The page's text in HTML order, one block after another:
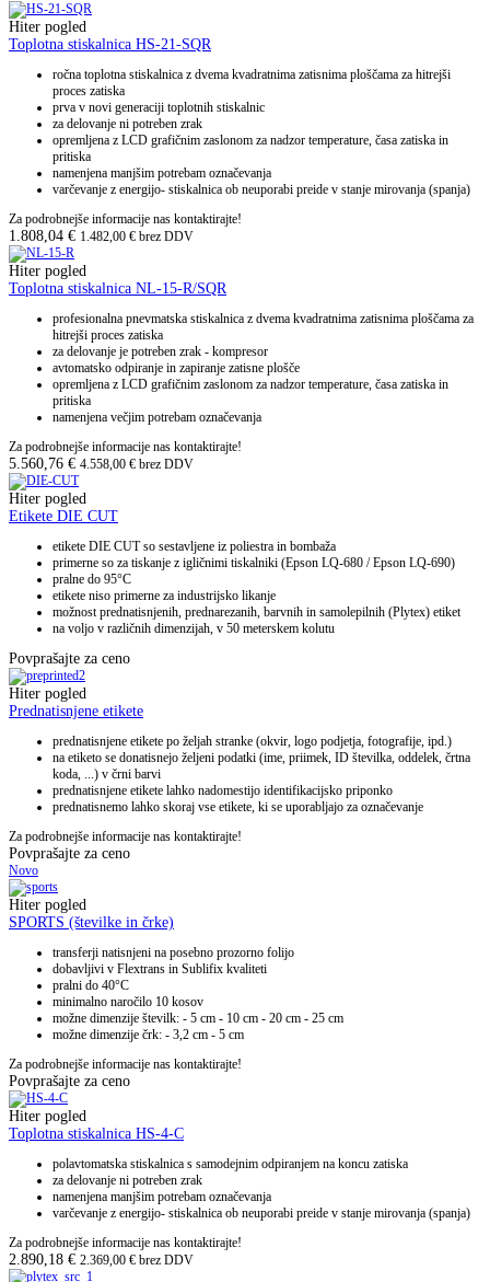
Hiter pogled
Toplotna stiskalnica HS-21-SQR
ročna toplotna stiskalnica z dvema kvadratnima zatisnima ploščama za hitrejši
proces zatiska
prva v novi generaciji toplotnih stiskalnic
za delovanje ni potreben zrak
opremljena z LCD grafičnim zaslonom za nadzor temperature, časa zatiska in
pritiska
namenjena manjšim potrebam označevanja
varčevanje z energijo- stiskalnica ob neuporabi preide v stanje mirovanja (spanja)
Za podrobnejše informacije nas kontaktirajte!
1.808,04 € 1.482,00 € brez DDV
Hiter pogled
Toplotna stiskalnica NL-15-R/SQR
profesionalna pnevmatska stiskalnica z dvema kvadratnima zatisnima ploščama za
hitrejši proces zatiska
za delovanje je potreben zrak - kompresor
avtomatsko odpiranje in zapiranje zatisne plošče
opremljena z LCD grafičnim zaslonom za nadzor temperature, časa zatiska in
pritiska
namenjena večjim potrebam označevanja
Za podrobnejše informacije nas kontaktirajte!
5.560,76 € 4.558,00 € brez DDV
Hiter pogled
Etikete DIE CUT
etikete DIE CUT so sestavljene iz poliestra in bombaža
primerne so za tiskanje z igličnimi tiskalniki (Epson LQ-680 / Epson LQ-690)
pralne do 95°C
etikete niso primerne za industrijsko likanje
možnost prednatisnjenih, prednarezanih, barvnih in samolepilnih (Plytex) etiket
na voljo v različnih dimenzijah, v 50 meterskem kolutu
Povprašajte za ceno
Hiter pogled
Prednatisnjene etikete
prednatisnjene etikete po željah stranke (okvir, logo podjetja, fotografije, ipd.)
na etiketo se donatisnejo željeni podatki (ime, priimek, ID številka, oddelek, črtna
koda, ...) v črni barvi
prednatisnjene etikete lahko nadomestijo identifikacijsko priponko
prednatisnemo lahko skoraj vse etikete, ki se uporabljajo za označevanje
Za podrobnejše informacije nas kontaktirajte!
Povprašajte za ceno
Novo
Hiter pogled
SPORTS (številke in črke)
transferji natisnjeni na posebno prozorno folijo
dobavljivi v Flextrans in Sublifix kvaliteti
pralni do 40°C
minimalno naročilo 10 kosov
možne dimenzije številk: - 5 cm - 10 cm - 20 cm - 25 cm
možne dimenzije črk: - 3,2 cm - 5 cm
Za podrobnejše informacije nas kontaktirajte!
Povprašajte za ceno
Hiter pogled
Toplotna stiskalnica HS-4-C
polavtomatska stiskalnica s samodejnim odpiranjem na koncu zatiska
za delovanje ni potreben zrak
namenjena manjšim potrebam označevanja
varčevanje z energijo- stiskalnica ob neuporabi preide v stanje mirovanja (spanja)
Za podrobnejše informacije nas kontaktirajte!
2.890,18 € 2.369,00 € brez DDV